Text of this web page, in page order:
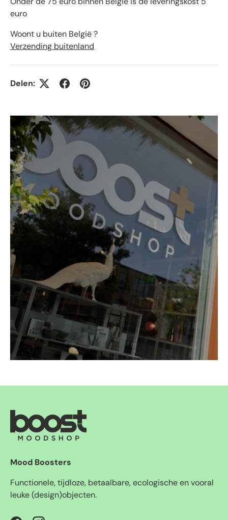
euro
Woont u buiten België ?
Verzending buitenland
Delen:
Mood Boosters
Functionele, tijdloze, betaalbare, ecologische en vooral
leuke (design)objecten.